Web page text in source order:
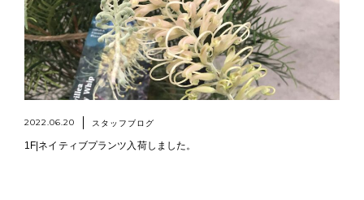
2022.06.20 スタッフブログ
1F|ネイティブプランツ入荷しました。